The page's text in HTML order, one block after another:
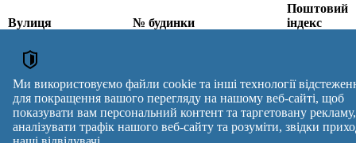
Поштові індекси України. Оновлено : 07-08-2026.
Вулиця № будинки
Поштовий
індекс
с. Сілець, Івано-
Франківський р-н,
Івано-Франківська
обл.
16, 17, 18, 19, 20, 21
Вулиця № будинків
Індекс
Ми використовуємо файли cookie та інші технології
для покращення вашого перегляду на нашому веб-сайті, щоб
показувати вам персональний контент та таргетовану рекламу,
аналізувати трафік нашого веб-сайту та розуміти, звідки